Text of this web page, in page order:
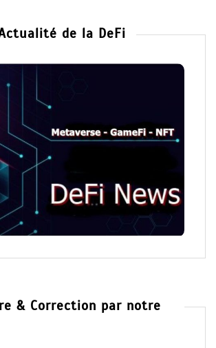
de la DeFi
& Correction par notre